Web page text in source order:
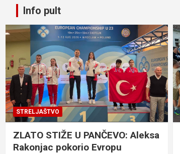
Info pult
STRELJAŠTVO
ZLATO STIŽE U PANČEVO: Aleksa
Rakonjac pokorio Evropu